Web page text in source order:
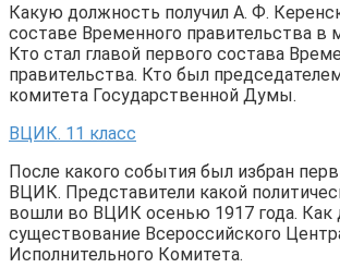
Какую должность получил А. Ф.
составе Временного правительства в
Кто стал главой первого состава
правительства. Кто был
комитета Государственной Думы.
ВЦИК. 11 класс
После какого события был избран
ВЦИК. Представители какой
вошли во ВЦИК осенью 1917 года. Как
существование Всероссийского
Исполнительного Комитета.